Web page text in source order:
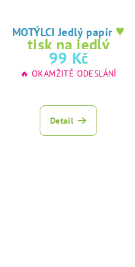
MOTÝLCI Jedlý papír ♥
tisk na jedlý
papír
99 Kč
🔥 OKAMŽITÉ ODESLÁNÍ
Detail